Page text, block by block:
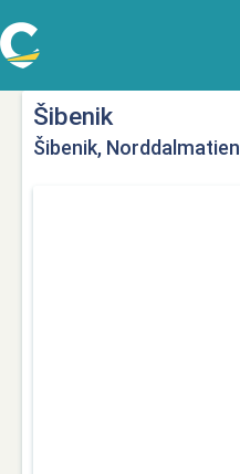
Šibenik
Šibenik, Norddalmatien